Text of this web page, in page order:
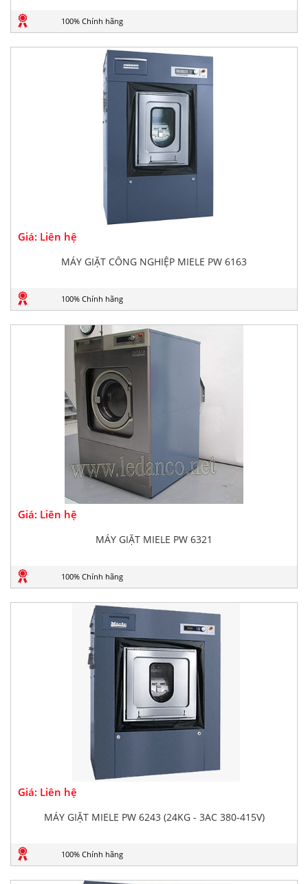
100% Chính hãng
Giá: Liên hệ
MÁY GIẶT CÔNG NGHIỆP MIELE PW 6163
100% Chính hãng
Giá: Liên hệ
MÁY GIẶT MIELE PW 6321
100% Chính hãng
Giá: Liên hệ
MÁY GIẶT MIELE PW 6243 (24KG - 3AC 380-415V)
100% Chính hãng